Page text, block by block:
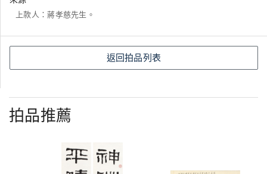
上款人：蔣孝慈先生。
返回拍品列表
拍品推薦